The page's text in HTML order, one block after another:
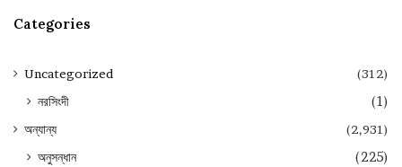
Categories
Uncategorized (312)
নরসিংদী (1)
অন্যান্য (2,931)
অনুসন্ধান
(225)